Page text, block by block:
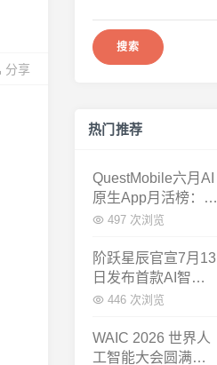
分享
热门推荐
QuestMobile六月AI
原生App月活榜：豆
包3.8亿断层第一，
倍
497 次浏览
阶跃星辰官宣7月13
日发布首款AI智能
体终端：大模型公
446 次浏览
WAIC 2026 世界人
工智能大会圆满闭